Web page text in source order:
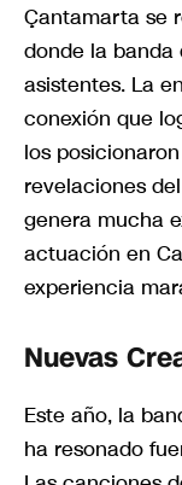
Çantamarta se
donde la banda
asistentes. La
conexión que
los
revelaciones
genera mucha
actuación en
experiencia
Nuevas
Este año, la
ha resonado